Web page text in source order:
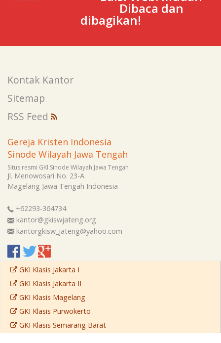
Dibaca dan
dibagikan!
Kontak Kantor
Sitemap
RSS Feed
Gereja Kristen Indonesia
Sinode Wilayah Jawa Tengah
Situs resmi GKI Sinode Wilayah Jawa Tengah
Jl. Menowosari No. 23-A
Magelang Jawa Tengah Indonesia
+62293-364734
kantor@gkiswjateng.org
kantorgkisw_jateng@yahoo.com
GKI Klasis Jakarta I
GKI Klasis Jakarta II
GKI Klasis Magelang
GKI Klasis Purwokerto
GKI Klasis Semarang Barat